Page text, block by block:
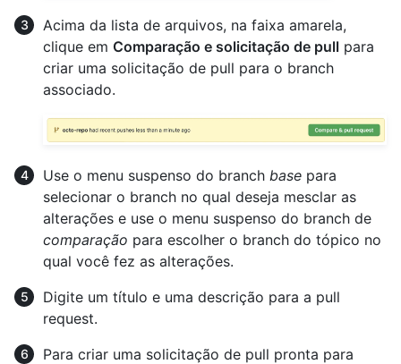
Acima da lista de arquivos, na faixa amarela,
clique em Comparação e solicitação de pull para
criar uma solicitação de pull para o branch
associado.
Use o menu suspenso do branch base para
selecionar o branch no qual deseja mesclar as
alterações e use o menu suspenso do branch de
comparação para escolher o branch do tópico no
qual você fez as alterações.
Digite um título e uma descrição para a pull
request.
Para criar uma solicitação de pull pronta para